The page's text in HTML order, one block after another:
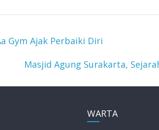
Gym Ajak Perbaiki Diri
Masjid Agung Surakarta,
WARTA